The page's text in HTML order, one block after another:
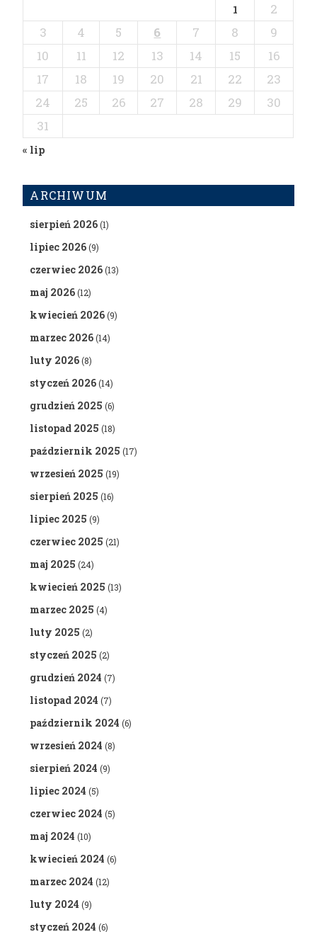
1
2
3
4 5 6 7 8
9
10
11 12 13 14 15
16
17
18 19 20 21 22
23
24
25 26 27 28 29
30
31
« lip
ARCHIWUM
sierpień 2026(1)
lipiec 2026(9)
czerwiec 2026(13)
maj 2026(12)
kwiecień 2026(9)
marzec 2026(14)
luty 2026(8)
styczeń 2026(14)
grudzień 2025 (6)
listopad 2025 (18)
październik 2025 (17)
wrzesień 2025 (19)
sierpień 2025 (16)
lipiec 2025 (9)
czerwiec 2025 (21)
maj 2025 (24)
kwiecień 2025 (13)
marzec 2025 (4)
luty 2025 (2)
styczeń 2025 (2)
grudzień 2024 (7)
listopad 2024 (7)
październik 2024 (6)
wrzesień 2024 (8)
sierpień 2024 (9)
lipiec 2024 (5)
czerwiec 2024 (5)
maj 2024 (10)
kwiecień 2024 (6)
marzec 2024 (12)
luty 2024 (9)
styczeń 2024 (6)